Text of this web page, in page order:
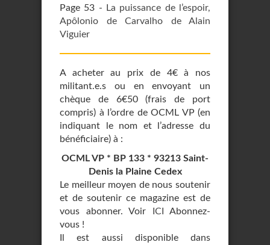
Page 53 -
La puissance de l’espoir,
Apôlonio de Carvalho de Alain
Viguier
A acheter au prix de 4€ à nos
militant.e.s ou en envoyant un
chèque de 6€50 (frais de port
compris) à l’ordre de OCML VP (en
indiquant le nom et l’adresse du
bénéficiaire) à :
OCML VP * BP 133 * 93213 Saint-
Denis la Plaine Cedex
Le meilleur moyen de nous soutenir
et de soutenir ce magazine est de
vous abonner. Voir
ICI
Abonnez-
vous !
Il est aussi disponible dans